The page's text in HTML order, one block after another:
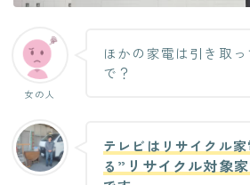
女の人
ほかの家電は引き取
で？
テレビはリサイクル
る ”リサイクル対象